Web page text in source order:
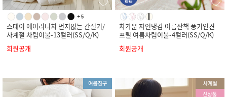
스테이 에어리터치 먼지없는 간절기/
사계절 차렵이불-13컬러(SS/Q/K)
회원공개
차가운 자연냉감 여름산책 풍기인견
프릴 여름차렵이불-4컬러(SS/Q/K)
회원공개